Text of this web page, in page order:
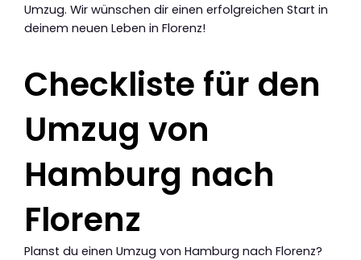
Umzug. Wir wünschen dir einen erfolgreichen Start in
deinem neuen Leben in Florenz!
Checkliste für den
Umzug von
Hamburg nach
Florenz
Planst du einen Umzug von Hamburg nach Florenz?